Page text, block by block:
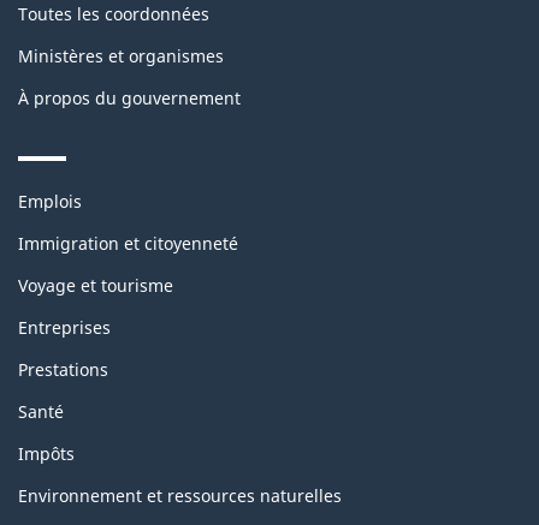
Toutes les coordonnées
Ministères et organismes
À propos du gouvernement
Themes
topics
Emplois
Immigration et citoyenneté
Voyage et tourisme
Entreprises
Prestations
Santé
Impôts
Environnement et ressources naturelles